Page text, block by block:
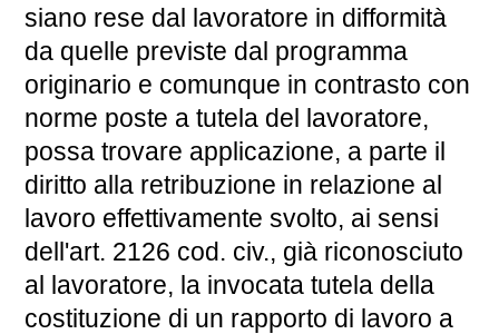
siano rese dal lavoratore in difformità
da quelle previste dal programma
originario e comunque in contrasto con
norme poste a tutela del lavoratore,
possa trovare applicazione, a parte il
diritto alla retribuzione in relazione al
lavoro effettivamente svolto, ai sensi
dell'art. 2126 cod. civ., già riconosciuto
al lavoratore, la invocata tutela della
costituzione di un rapporto di lavoro a